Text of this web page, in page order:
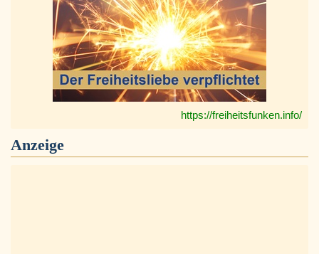
https://freiheitsfunken.info/
Anzeige